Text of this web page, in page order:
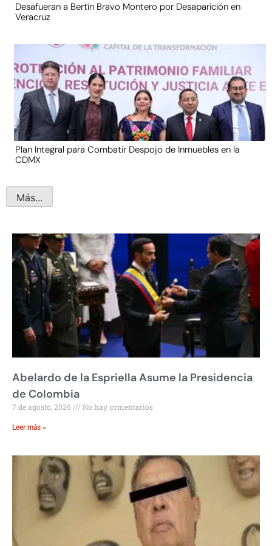
Desafueran a Bertín Bravo Montero por Desaparición en
Veracruz
Plan Integral para Combatir Despojo de Inmuebles en la
CDMX
Más...
Abelardo de la Espriella Asume la Presidencia
de Colombia
7 de agosto, 2026 No hay comentarios
Leer más »